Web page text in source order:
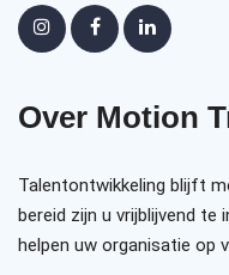
Over Motion
Talentontwikkeling blijft
bereid zijn u vrijblijvend te
helpen uw organisatie op